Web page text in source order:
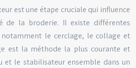
est une étape cruciale qui influence
de la broderie. Il existe différentes
le cerclage, le collage et
est la méthode la plus courante et
et le stabilisateur ensemble dans un